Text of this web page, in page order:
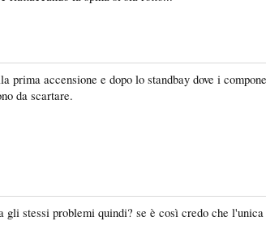
accensione e dopo lo standbay dove i
da scartare.
stessi problemi quindi? se è così credo che